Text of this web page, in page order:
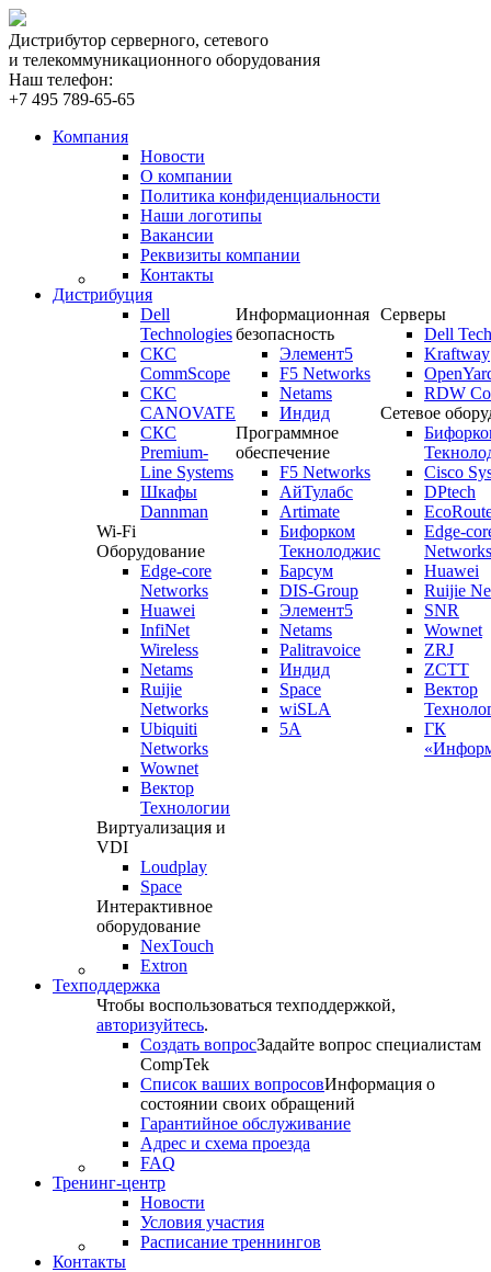
Дистрибутор серверного, сетевого
и телекоммуникационного оборудования
Наш телефон:
+7 495 789-65-65
Компания
Новости
О компании
Политика конфиденциальности
Наши логотипы
Вакансии
Реквизиты компании
Контакты
Дистрибуция
Dell
Technologies
СКС
CommScope
СКС
CANOVATE
СКС
Premium-
Line Systems
Шкафы
Dannman
Wi-Fi
Оборудование
Edge-core
Networks
Huawei
InfiNet
Wireless
Netams
Ruijie
Networks
Ubiquiti
Networks
Wownet
Вектор
Технологии
Виртуализация и
VDI
Loudplay
Space
Интерактивное
оборудование
NexTouch
Extron
Информационная
безопасность
Элемент5
F5 Networks
Netams
Индид
Программное
обеспечение
F5 Networks
АйТулабс
Artimate
Бифорком
Текнолоджис
Барсум
DIS-Group
Элемент5
Netams
Palitravoice
Индид
Space
wiSLA
5A
Серверы
Dell
Kraftway
RDW
Сетевое
Cisco
DPtech
Edge-
Networks
Huawei
Ruijie
SNR
Wownet
ZRJ
ZCTT
Вектор
ГК
Техподдержка
Чтобы воспользоваться техподдержкой,
авторизуйтесь.
Создать вопросЗадайте вопрос специалистам
CompTek
Список ваших вопросовИнформация о
состоянии своих обращений
Гарантийное обслуживание
Адрес и схема проезда
FAQ
Тренинг-центр
Новости
Условия участия
Расписание треннингов
Контакты